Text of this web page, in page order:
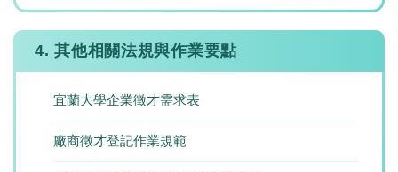
4. 其他相關法規與作業要點
宜蘭大學企業徵才需求表
廠商徵才登記作業規範